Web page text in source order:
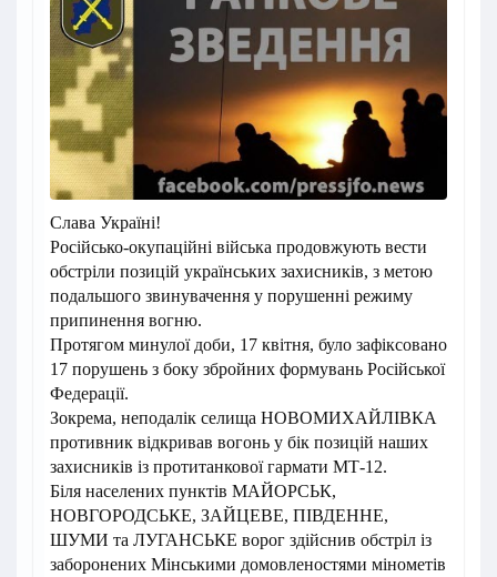
Слава Україні!
Російсько-окупаційні війська продовжують вести
обстріли позицій українських захисників, з метою
подальшого звинувачення у порушенні режиму
припинення вогню.
Протягом минулої доби, 17 квітня, було зафіксовано
17 порушень з боку збройних формувань Російської
Федерації.
Зокрема, неподалік селища НОВОМИХАЙЛІВКА
противник відкривав вогонь у бік позицій наших
захисників із протитанкової гармати МТ-12.
Біля населених пунктів МАЙОРСЬК,
НОВГОРОДСЬКЕ, ЗАЙЦЕВЕ, ПІВДЕННЕ,
ШУМИ та ЛУГАНСЬКЕ ворог здійснив обстріл із
заборонених Мінськими домовленостями мінометів